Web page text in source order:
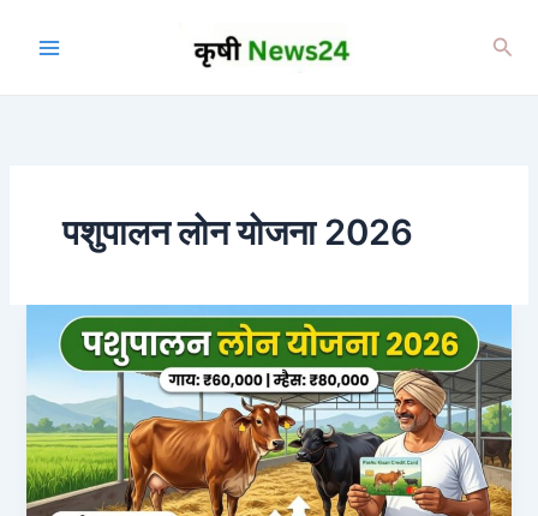
पशुपालन लोन योजना 2026